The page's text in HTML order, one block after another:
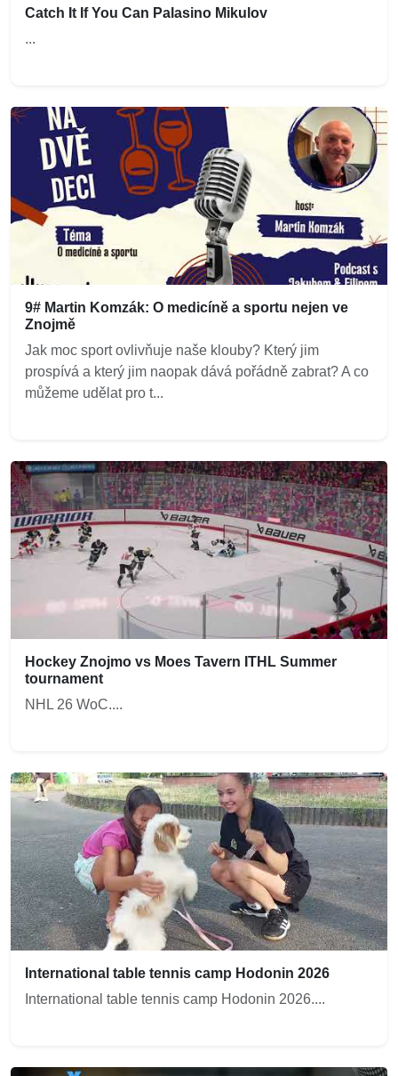
Catch It If You Can Palasino Mikulov
...
9# Martin Komzák: O medicíně a sportu nejen ve
Znojmě
Jak moc sport ovlivňuje naše klouby? Který jim
prospívá a který jim naopak dává pořádně zabrat? A co
můžeme udělat pro t...
Hockey Znojmo vs Moes Tavern ITHL Summer
tournament
NHL 26 WoC....
International table tennis camp Hodonin 2026
International table tennis camp Hodonin 2026....